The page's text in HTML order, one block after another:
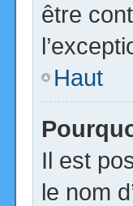
être
Haut
Il est
le nom